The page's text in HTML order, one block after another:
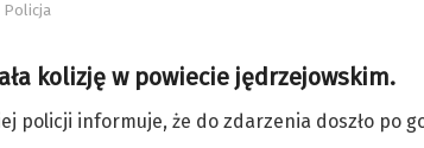
Policja
kolizję w powiecie jędrzejowskim.
policji informuje, że do zdarzenia doszło po